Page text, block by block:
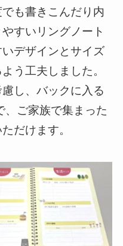
も書きこんだり内
すいリングノート
デザインとサイズ
う工夫しました。
し、バックに入る
、ご家族で集まった
だけます。